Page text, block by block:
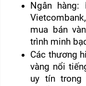
Ngân
mua bán
trình minh
Các thương
vàng nổi
uy tín trong